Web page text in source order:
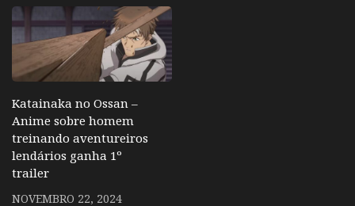
Katainaka no Ossan –
Anime sobre homem
treinando aventureiros
lendários ganha 1º
trailer
NOVEMBRO 22, 2024